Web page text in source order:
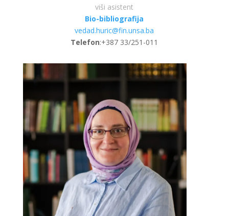
viši asistent
Bio-bibliografija
vedad.huric@fin.unsa.ba
Telefon:+387 33/251-011